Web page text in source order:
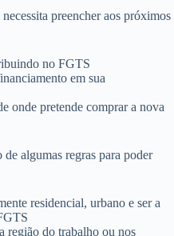
preencher aos próximos
no FGTS
em sua
onde pretende comprar a nova
de algumas regras para poder
residencial, urbano e ser a
região do trabalho ou nos